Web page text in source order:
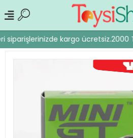
siparişlerinizde kargo ücretsiz.2000